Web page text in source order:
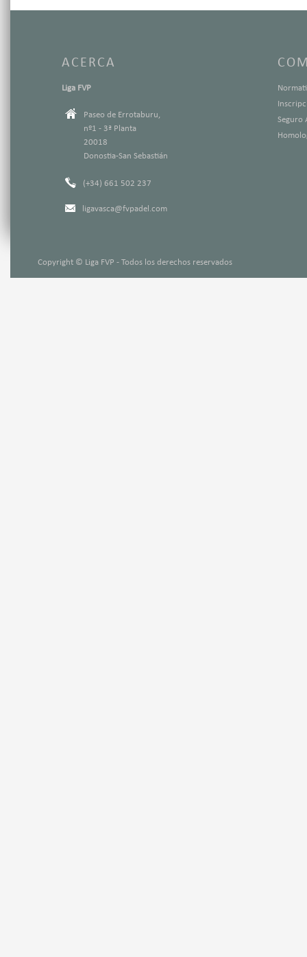
ACERCA
Liga FVP
Paseo de Errotaburu,
nº1 - 3ª Planta
20018
Donostia-San Sebastián
(+34) 661 502 237
ligavasca@fvpadel.com
Seguro
Copyright © Liga FVP - Todos los derechos reservados